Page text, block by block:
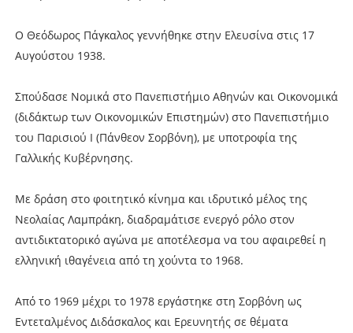
Ο Θεόδωρος Πάγκαλος γεννήθηκε στην Ελευσίνα στις 17
Αυγούστου 1938.
Σπούδασε Νομικά στο Πανεπιστήμιο Αθηνών και Οικονομικά
(διδάκτωρ των Οικονομικών Επιστημών) στο Πανεπιστήμιο
του Παρισιού Ι (Πάνθεον Σορβόνη), με υποτροφία της
Γαλλικής Κυβέρνησης.
Με δράση στο φοιτητικό κίνημα και ιδρυτικό μέλος της
Νεολαίας Λαμπράκη, διαδραμάτισε ενεργό ρόλο στον
αντιδικτατορικό αγώνα με αποτέλεσμα να του αφαιρεθεί η
ελληνική ιθαγένεια από τη χούντα το 1968.
Από το 1969 μέχρι το 1978 εργάστηκε στη Σορβόνη ως
Εντεταλμένος Διδάσκαλος και Ερευνητής σε θέματα